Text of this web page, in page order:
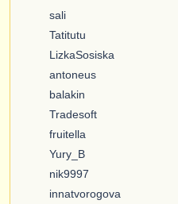
sali
Tatitutu
LizkaSosiska
antoneus
balakin
Tradesoft
fruitella
Yury_B
nik9997
innatvorogova